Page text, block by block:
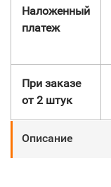
Наложенный
платеж
При заказе
от 2 штук
Описание